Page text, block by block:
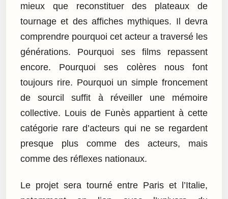
mieux que reconstituer des plateaux de
tournage et des affiches mythiques. Il devra
comprendre pourquoi cet acteur a traversé les
générations. Pourquoi ses films repassent
encore. Pourquoi ses colères nous font
toujours rire. Pourquoi un simple froncement
de sourcil suffit à réveiller une mémoire
collective. Louis de Funès appartient à cette
catégorie rare d’acteurs qui ne se regardent
presque plus comme des acteurs, mais
comme des réflexes nationaux.
Le projet sera tourné entre Paris et l’Italie,